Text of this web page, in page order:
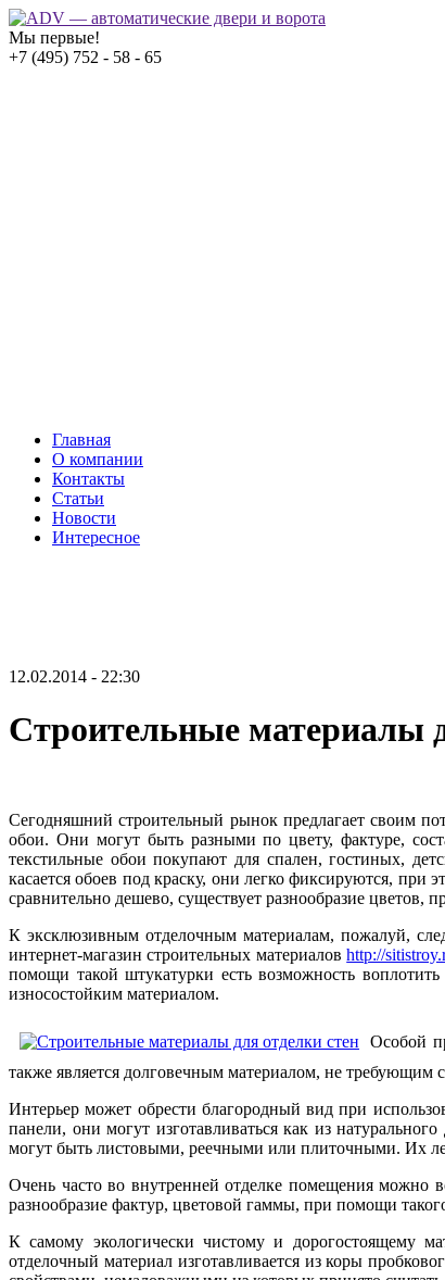
Мы первые!
+7 (495) 752 - 58 - 65
Главная
О компании
Контакты
Статьи
Новости
Интересное
12.02.2014 - 22:30
Строительные материалы
Сегодняшний строительный рынок предлагает своим
обои. Они могут быть разными по цвету, фактуре,
текстильные обои покупают для спален, гостиных,
касается обоев под краску, они легко фиксируются,
сравнительно дешево, существует разнообразие цветов,
К эксклюзивным отделочным материалам, пожалуй,
интернет-магазин строительных материаловhttp://
помощи такой штукатурки есть возможность
износостойким материалом.
Особой
также является долговечным материалом, не требующим
Интерьер может обрести благородный вид при
панели, они могут изготавливаться как из
могут быть листовыми, реечными или плиточными. Их
Очень часто во внутренней отделке помещения можно
разнообразие фактур, цветовой гаммы, при помощи
К самому экологически чистому и дорогостоящему
отделочный материал изготавливается из коры